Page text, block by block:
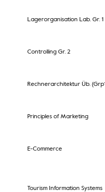
Lagerorganisation Lab. Gr. 1
Controlling Gr. 2
Rechnerarchitektur Üb.
Principles of Marketing
E-Commerce
Tourism Information Systems